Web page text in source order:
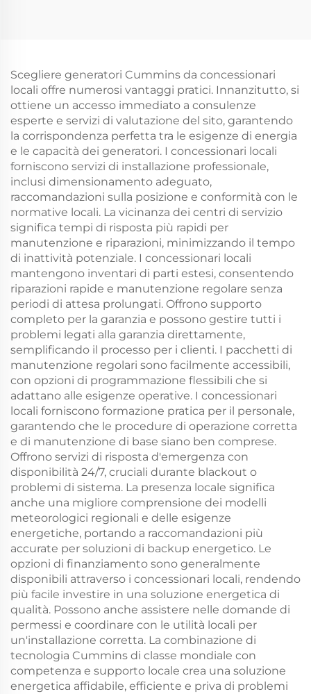
Scegliere generatori Cummins da concessionari
locali offre numerosi vantaggi pratici. Innanzitutto, si
ottiene un accesso immediato a consulenze
esperte e servizi di valutazione del sito, garantendo
la corrispondenza perfetta tra le esigenze di energia
e le capacità dei generatori. I concessionari locali
forniscono servizi di installazione professionale,
inclusi dimensionamento adeguato,
raccomandazioni sulla posizione e conformità con le
normative locali. La vicinanza dei centri di servizio
significa tempi di risposta più rapidi per
manutenzione e riparazioni, minimizzando il tempo
di inattività potenziale. I concessionari locali
mantengono inventari di parti estesi, consentendo
riparazioni rapide e manutenzione regolare senza
periodi di attesa prolungati. Offrono supporto
completo per la garanzia e possono gestire tutti i
problemi legati alla garanzia direttamente,
semplificando il processo per i clienti. I pacchetti di
manutenzione regolari sono facilmente accessibili,
con opzioni di programmazione flessibili che si
adattano alle esigenze operative. I concessionari
locali forniscono formazione pratica per il personale,
garantendo che le procedure di operazione corretta
e di manutenzione di base siano ben comprese.
Offrono servizi di risposta d'emergenza con
disponibilità 24/7, cruciali durante blackout o
problemi di sistema. La presenza locale significa
anche una migliore comprensione dei modelli
meteorologici regionali e delle esigenze
energetiche, portando a raccomandazioni più
accurate per soluzioni di backup energetico. Le
opzioni di finanziamento sono generalmente
disponibili attraverso i concessionari locali, rendendo
più facile investire in una soluzione energetica di
qualità. Possono anche assistere nelle domande di
permessi e coordinare con le utilità locali per
un'installazione corretta. La combinazione di
tecnologia Cummins di classe mondiale con
competenza e supporto locale crea una soluzione
energetica affidabile, efficiente e priva di problemi